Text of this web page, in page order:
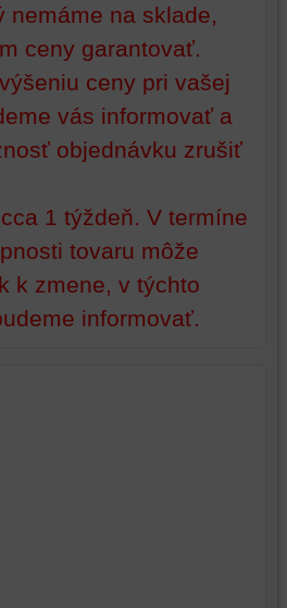
nemáme na sklade,
ceny garantovať.
ceny pri vašej
vás informovať a
objednávku zrušiť
1 týždeň. V termíne
tovaru môže
k zmene, v týchto
informovať.